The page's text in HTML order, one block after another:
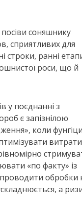
соняшнику
сприятливих для
строки, ранні
роси, що й
у поєднанні з
є запізнілою
коли
«по факту» із
обробки
а